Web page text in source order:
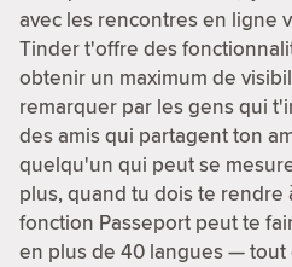
avec les rencontres en ligne
Tinder t'offre des
obtenir un maximum de
remarquer par les gens qui
des amis qui partagent ton
quelqu'un qui peut se
plus, quand tu dois te rendre
fonction Passeport peut te
en plus de 40 langues — tout